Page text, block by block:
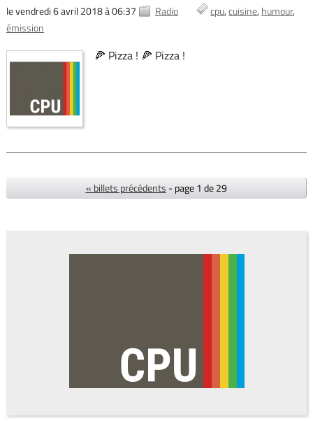
le vendredi 6 avril 2018 à 06:37 Radio cpu cuisine humour
émission
🍕 Pizza ! 🍕 Pizza !
« billets précédents - page 1 de 29